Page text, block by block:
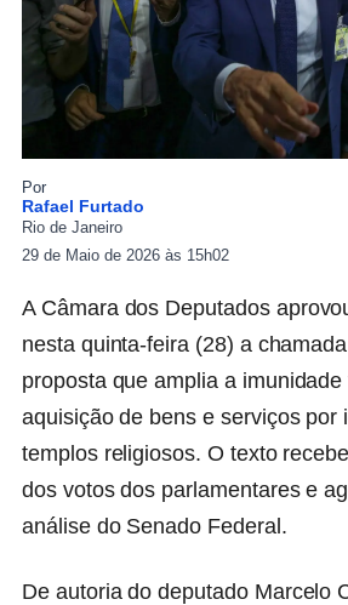
Por
Rafael Furtado
Rio de Janeiro
29 de Maio de 2026 às 15h02
A Câmara dos Deputados
nesta quinta-feira (28) a
proposta que amplia a
aquisição de bens e serviços por
templos religiosos. O texto
dos votos dos parlamentares e
análise do Senado Federal.
De autoria do deputado Marcelo